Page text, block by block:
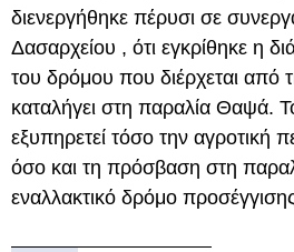
διενεργήθηκε πέρυσι σε
Δασαρχείου , ότι εγκρίθηκε η
του δρόμου που διέρχεται από
καταλήγει στη παραλία Θαψά.
εξυπηρετεί τόσο την αγροτική
όσο και τη πρόσβαση στη
εναλλακτικό δρόμο